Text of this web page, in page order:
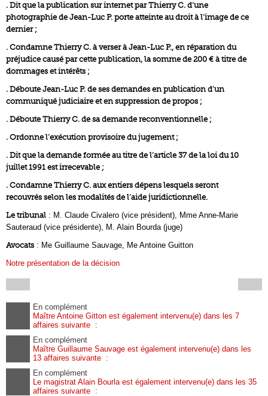
. Dit que la publication sur internet par Thierry C. d’une
photographie de Jean-Luc P. porte atteinte au droit à l’image de ce
dernier ;
. Condamne Thierry C. à verser à Jean-Luc P., en réparation du
préjudice causé par cette publication, la somme de 200 € à titre de
dommages et intérêts ;
. Déboute Jean-Luc P. de ses demandes en publication d’un
communiqué judiciaire et en suppression de propos ;
. Déboute Thierry C. de sa demande reconventionnelle ;
. Ordonne l’exécution provisoire du jugement ;
. Dit que la demande formée au titre de l’article 37 de la loi du 10
juillet 1991 est irrecevable ;
. Condamne Thierry C. aux entiers dépens lesquels seront
recouvrés selon les modalités de l’aide juridictionnelle.
Le tribunal : M. Claude Civalero (vice président), Mme Anne-Marie
Sauteraud (vice présidente), M. Alain Bourda (juge)
Avocats : Me Guillaume Sauvage, Me Antoine Guitton
Notre présentation de la décision
En complément
Maître Antoine Gitton est également intervenu(e) dans les 7
affaires suivante :
En complément
Maître Guillaume Sauvage est également intervenu(e) dans les
13 affaires suivante :
En complément
Le magistrat Alain Bourla est également intervenu(e) dans les 35
affaires suivante :